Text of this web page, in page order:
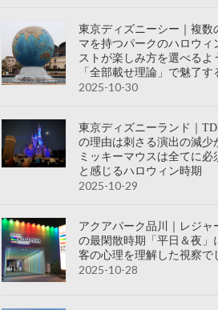
東京ディズニーシー｜複数
マを持つパークのハロウィ
ストが楽しみ方を選べるよ
「全部載せ理論」で魅了す
2025-10-30
東京ディズニーランド｜
の理由は刺さる演出の減少
ミッキーマウスは全てに必
と感じるハロウィン時期
2025-10-29
アクアパーク品川｜レジャ
の最閑散時期「平日＆夜」
客の心理を理解した視察で
2025-10-28